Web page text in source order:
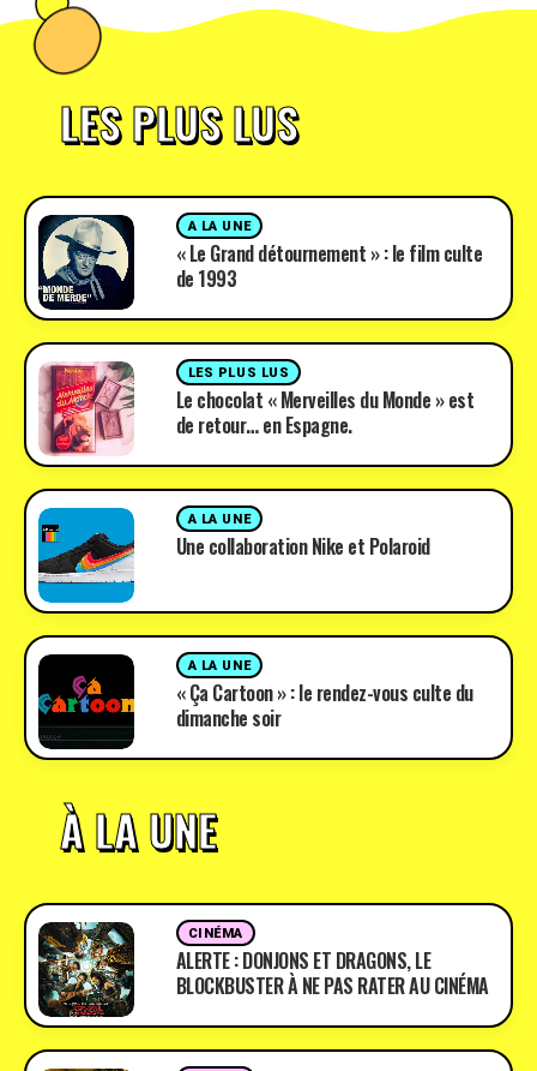
LES PLUS LUS
A LA UNE
« Le Grand détournement » : le film culte
de 1993
LES PLUS LUS
Le chocolat « Merveilles du Monde » est
de retour… en Espagne.
A LA UNE
Une collaboration Nike et Polaroid
A LA UNE
« Ça Cartoon » : le rendez-vous culte du
dimanche soir
À LA UNE
CINÉMA
ALERTE : DONJONS ET DRAGONS, LE
BLOCKBUSTER À NE PAS RATER AU CINÉMA